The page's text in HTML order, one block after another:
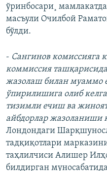
ўринбосари¸
масъули Очилбой
бўлди.
- Сангинов комиссияга
коммиссия
жазолаш билан муаммо
ўпирилишига олиб
тизимли ечиш ва
айбдорлар жазоланиши
Лондондаги
тадқиқотлари
таҳлилчиси Алишер
билдирган